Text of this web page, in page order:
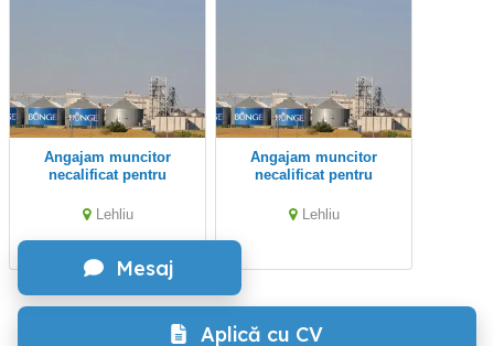
Mesaj
Aplică cu CV
Angajam muncitor
necalificat pentru
din Lehliu
Lehliu
Angajam muncitor
necalificat pentru
din Lehliu
Lehliu